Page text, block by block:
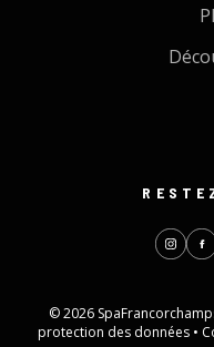
© 2026
protection des données •